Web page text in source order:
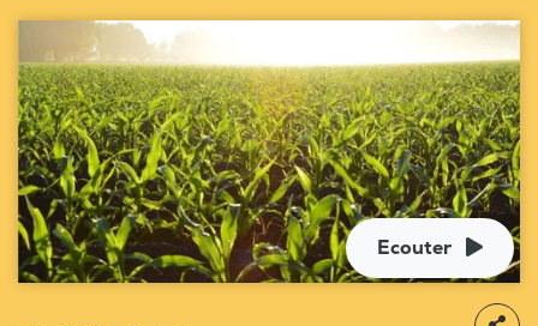
Ecouter